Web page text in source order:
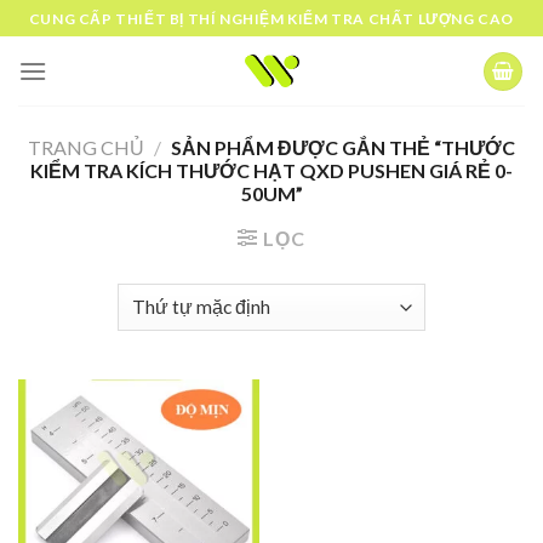
Skip
to
content
CUNG CẤP THIẾT BỊ THÍ NGHIỆM KIỂM TRA CHẤT LƯỢNG CAO
TRANG CHỦ / SẢN PHẨM ĐƯỢC GẮN THẺ “THƯỚC
KIỂM TRA KÍCH THƯỚC HẠT QXD PUSHEN GIÁ RẺ 0-
50UM”
LỌC